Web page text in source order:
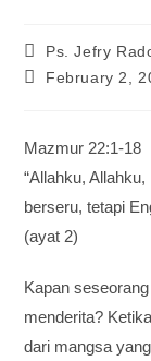
Ps. Jefry
February 2,
Mazmur 22:1-18
“Allahku,
berseru, tetapi
(ayat 2)
Kapan
menderita?
dari mangsa